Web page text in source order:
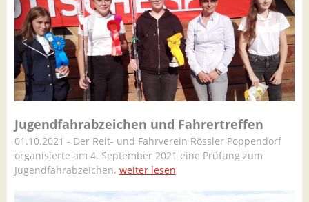
Jugendfahrabzeichen und Fahrertreffen
01.10.2021 - Der Reit- und Fahrverein Rössler Poppendorf
organisierte am 4. September 2021 eine Prüfung zum
Jugendfahrabzeichen. weiter lesen